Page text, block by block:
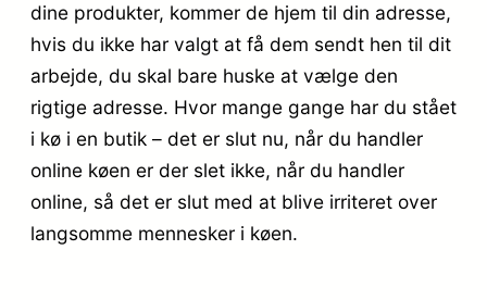
dine produkter, kommer de hjem til din adresse,
hvis du ikke har valgt at få dem sendt hen til dit
arbejde, du skal bare huske at vælge den
rigtige adresse. Hvor mange gange har du stået
i kø i en butik – det er slut nu, når du handler
online køen er der slet ikke, når du handler
online, så det er slut med at blive irriteret over
langsomme mennesker i køen.